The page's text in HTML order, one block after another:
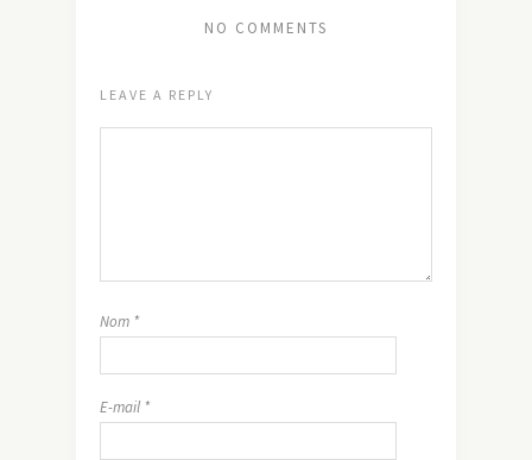
NO COMMENTS
LEAVE A REPLY
Nom *
E-mail *